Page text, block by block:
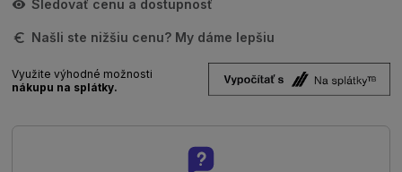
Sledovať cenu a dostupnosť
Našli ste nižšiu cenu? My dáme lepšiu
Využite výhodné možnosti
nákupu na splátky.